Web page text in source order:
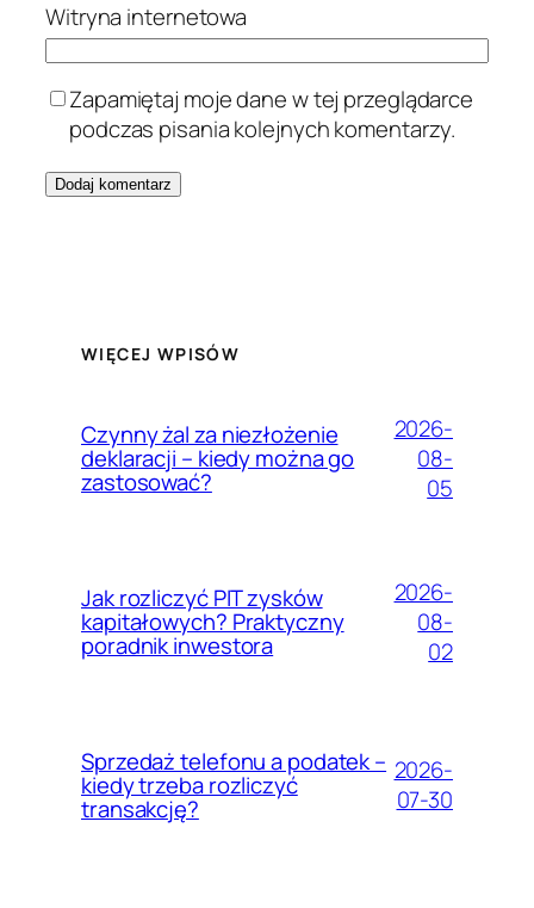
Witryna internetowa
Zapamiętaj moje dane w tej przeglądarce
podczas pisania kolejnych komentarzy.
WIĘCEJ WPISÓW
Czynny żal za niezłożenie
deklaracji – kiedy można go
zastosować?
2026-
08-
05
Jak rozliczyć PIT zysków
kapitałowych? Praktyczny
poradnik inwestora
2026-
08-
02
Sprzedaż telefonu a podatek –
kiedy trzeba rozliczyć
transakcję?
2026-
07-30